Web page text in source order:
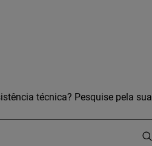
técnica? Pesquise pela sua